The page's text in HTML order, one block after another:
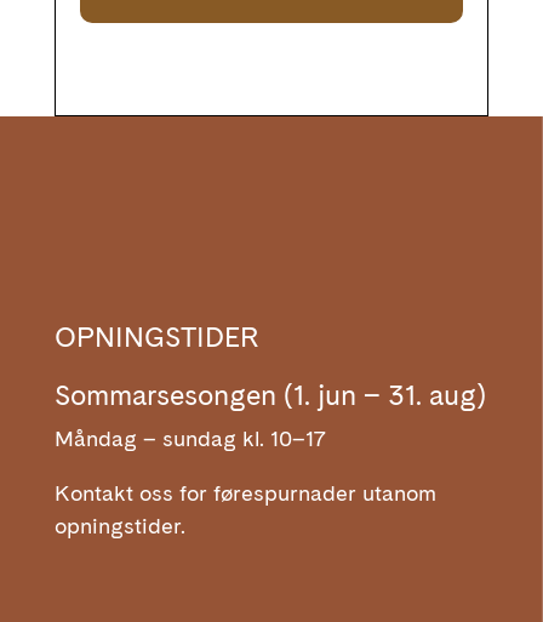
OPNINGSTIDER
Sommarsesongen (1. jun – 31. aug)
Måndag – sundag kl. 10–17
Kontakt oss for førespurnader utanom
opningstider.